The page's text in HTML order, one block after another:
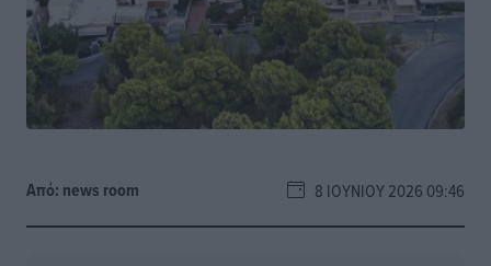
Από: news room 8 ΙΟΥΝΊΟΥ 2026 09:46